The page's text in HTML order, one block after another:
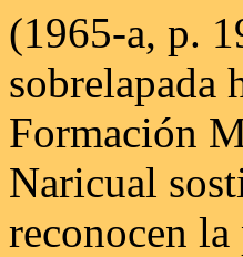
(1965-a, p.
sobrelapada
Formación
Naricual
reconocen